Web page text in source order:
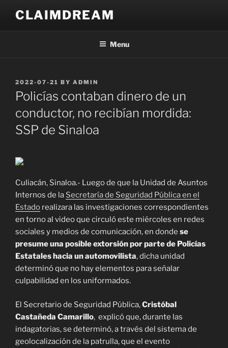
content
CLAIMDREAM
Menu
POSTED
ON
2022-07-21 BY ADMIN
Policías contaban dinero de un
conductor, no recibían mordida:
SSP de Sinaloa
Culiacán, Sinaloa.- Luego de que la Unidad de Asuntos
Internos de la Secretaría de Seguridad Pública en el
Estado realizara las investigaciones correspondientes
en torno al video que circuló este miércoles en redes
sociales y medios de comunicación, en donde se
presume una posible extorsión por parte de Policías
Estatales hacia un automovilista, dicha unidad
determinó que no hay elementos para señalar
culpabilidad en los uniformados.
El Secretario de Seguridad Pública,Cristóbal
Castañeda Camarillo, explicó que, durante las
indagatorias, se determinó, a través del sistema de
geolocalización de la patrulla, que el evento